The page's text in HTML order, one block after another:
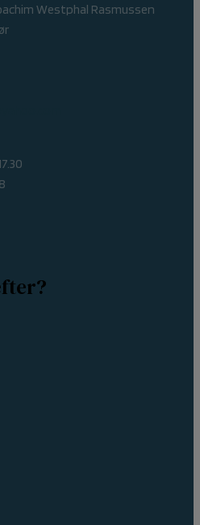
Westphal Rasmussen